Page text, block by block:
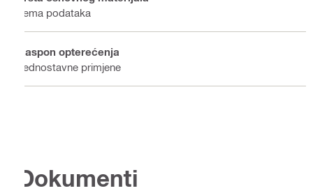
nema podataka
Raspon opterećenja
Jednostavne primjene
Dokumenti